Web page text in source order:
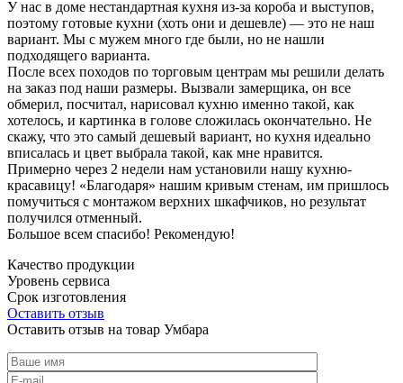
У нас в доме нестандартная кухня из-за короба и выступов,
поэтому готовые кухни (хоть они и дешевле) — это не наш
вариант. Мы с мужем много где были, но не нашли
подходящего варианта.
После всех походов по торговым центрам мы решили делать
на заказ под наши размеры. Вызвали замерщика, он все
обмерил, посчитал, нарисовал кухню именно такой, как
хотелось, и картинка в голове сложилась окончательно. Не
скажу, что это самый дешевый вариант, но кухня идеально
вписалась и цвет выбрала такой, как мне нравится.
Примерно через 2 недели нам установили нашу кухню-
красавицу! «Благодаря» нашим кривым стенам, им пришлось
помучиться с монтажом верхних шкафчиков, но результат
получился отменный.
Большое всем спасибо! Рекомендую!
Качество продукции
Уровень сервиса
Срок изготовления
Оставить отзыв
Оставить отзыв на товар Умбара